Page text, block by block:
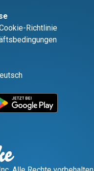
Richtlinie